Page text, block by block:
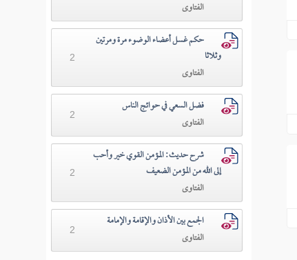
الفتاوى
حكم غسل أعضاء الوضوء مرة ومرتين
وثلاثا
الفتاوى
2
فضل السعي في حوائج الناس
الفتاوى
2
شرح حديث: المؤمن القوي خير وأحب
إلى الله من المؤمن الضعيف
الفتاوى
2
الجمع بين الأذان والإقامة والإمامة
الفتاوى
2